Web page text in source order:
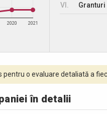
2020 2021
VI.
pentru o evaluare detaliată a
în detalii